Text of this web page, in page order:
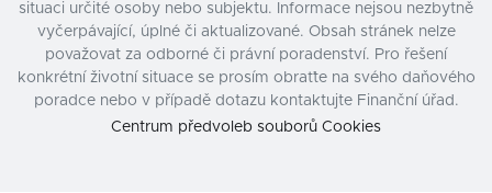
situaci určité osoby nebo subjektu. Informace nejsou nezbytně
vyčerpávající, úplné či aktualizované. Obsah stránek nelze
považovat za odborné či právní poradenství. Pro řešení
konkrétní životní situace se prosím obraťte na svého daňového
poradce nebo v případě dotazu kontaktujte Finanční úřad.
Centrum předvoleb souborů Cookies